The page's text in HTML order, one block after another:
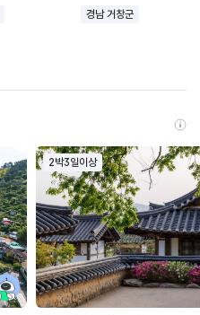
경남 거창군
2박3일이상